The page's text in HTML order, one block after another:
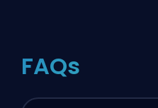
FAQs